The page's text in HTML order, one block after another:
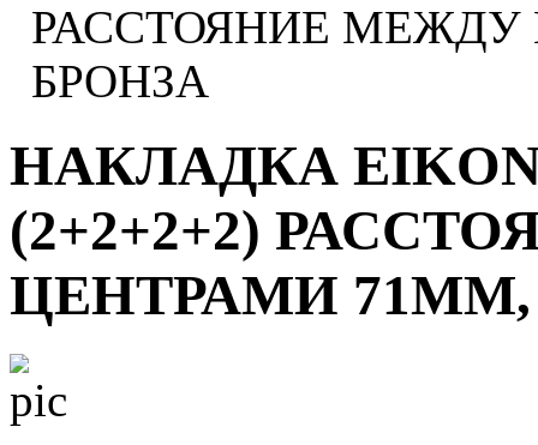
РАССТОЯНИЕ
БРОНЗА
НАКЛАДКА
(2+2+2+2)
ЦЕНТРАМИ